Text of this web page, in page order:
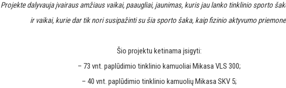
Projekte dalyvauja įvairaus amžiaus vaikai, paaugliai, jaunimas, kuris jau lanko tinklinio sporto
ir vaikai, kurie dar tik nori susipažinti su šia sporto šaka, kaip fizinio aktyvumo
Šio projektu ketinama įsigyti:
– 73 vnt. paplūdimio tinklinio kamuoliai Mikasa VLS 300;
– 40 vnt. paplūdimio tinklinio kamuolių Mikasa SKV 5;